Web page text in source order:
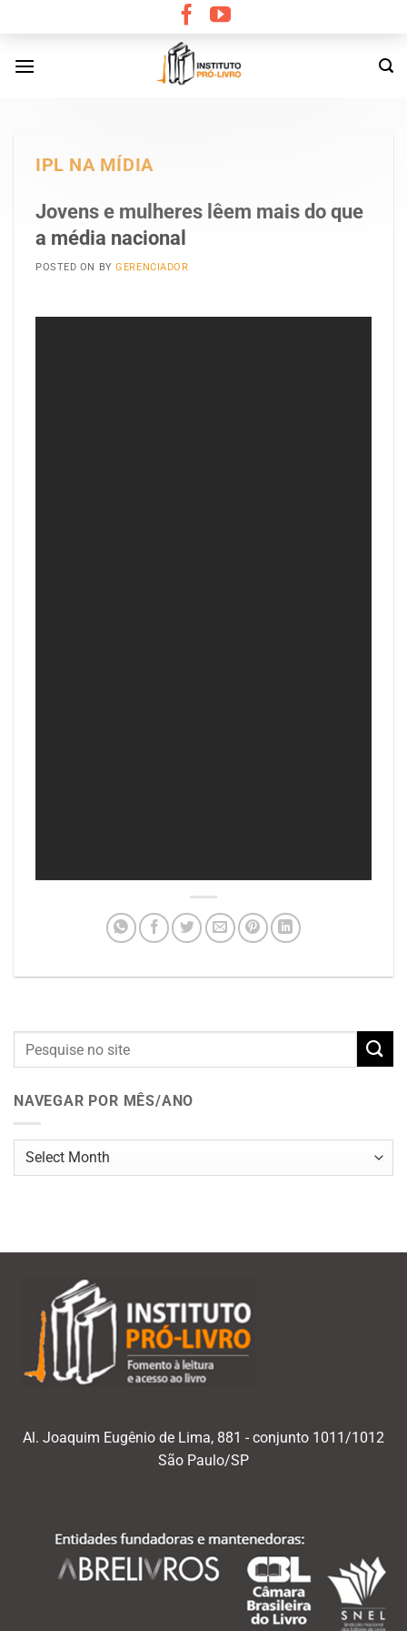
content
IPL NA MÍDIA
Jovens e mulheres lêem mais do que
a média nacional
POSTED ON BYGERENCIADOR
NAVEGAR POR MÊS/ANO
Navegar
Al. Joaquim Eugênio de Lima, 881 - conjunto 1011/1012
São Paulo/SP